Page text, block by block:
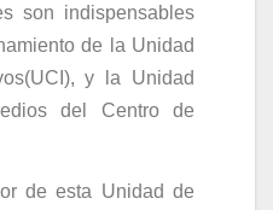
son indispensables
de la Unidad
y la Unidad
del Centro de
de esta Unidad de